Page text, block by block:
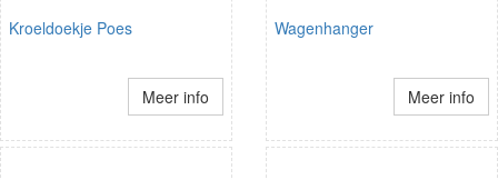
Kroeldoekje Poes
Meer info
Wagenhanger
Meer info